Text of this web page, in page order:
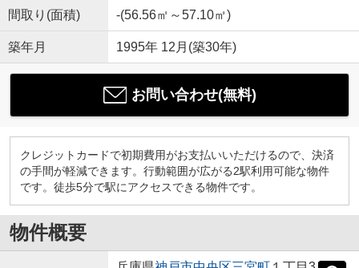
間取り(面積) -(56.56㎡～57.10㎡)
築年月 1995年 12月(築30年)
お問い合わせ(無料)
クレジットカードで初期費用がお支払いいただけるので、決済
の手間が軽減できます。行動範囲が広がる2駅利用可能な物件
です。徒歩5分で駅にアクセスできる物件です。
物件概要